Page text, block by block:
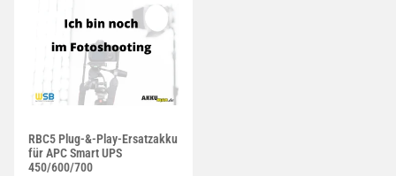
RBC5 Plug-&-Play-Ersatzakku
für APC Smart UPS
450/600/700